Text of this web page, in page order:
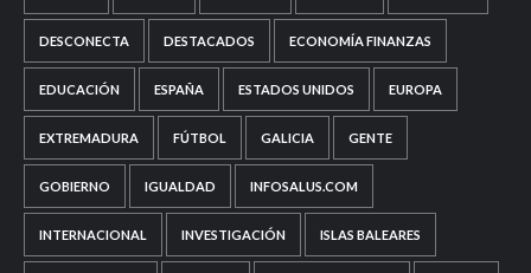
DESCONECTA DESTACADOS ECONOMÍA FINANZAS
EDUCACIÓN ESPAÑA ESTADOS UNIDOS EUROPA
EXTREMADURA FÚTBOL GALICIA GENTE
GOBIERNO IGUALDAD INFOSALUS.COM
INTERNACIONAL INVESTIGACIÓN ISLAS BALEARES